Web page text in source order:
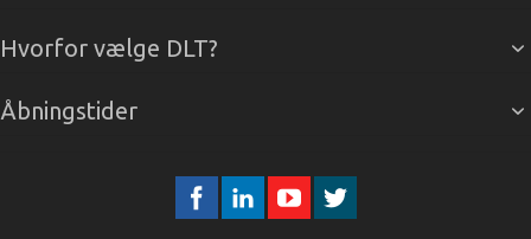
Hvorfor vælge DLT?
Åbningstider